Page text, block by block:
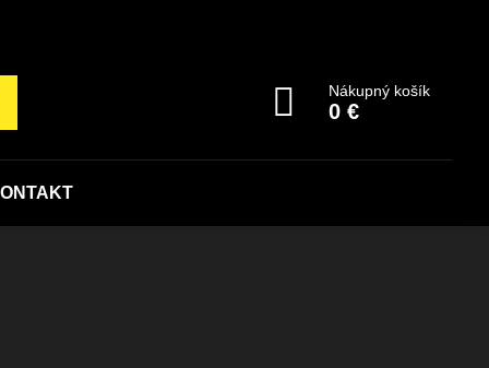
Nákupný košík
0 €